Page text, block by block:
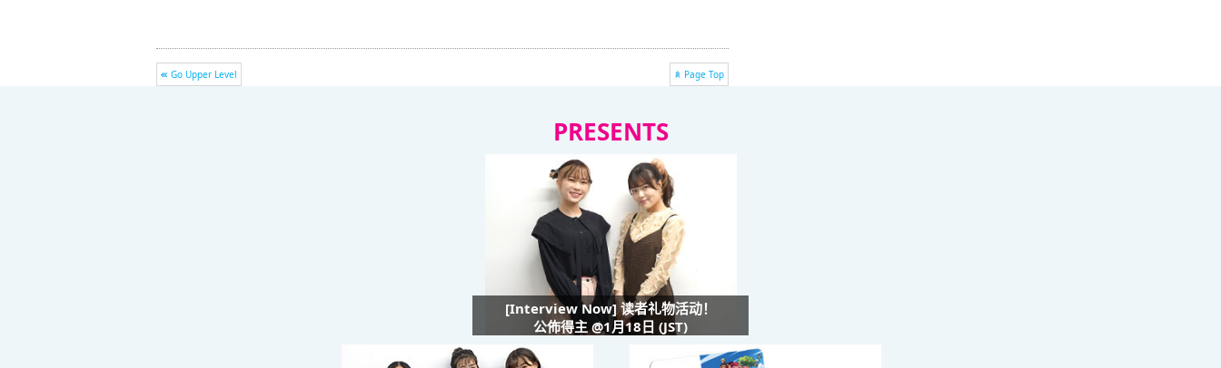
Go Upper Level Page Top
PRESENTS
[Interview Now] 读者礼物活动！
公佈得主 @1月18日 (JST)